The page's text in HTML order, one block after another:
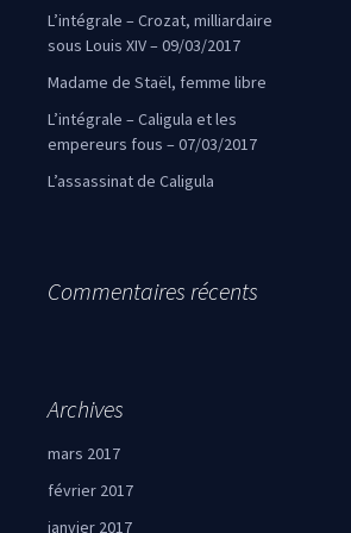
L’intégrale – Crozat, milliardaire
sous Louis XIV – 09/03/2017
Madame de Staël, femme libre
L’intégrale – Caligula et les
empereurs fous – 07/03/2017
L’assassinat de Caligula
Commentaires récents
Archives
mars 2017
février 2017
janvier 2017